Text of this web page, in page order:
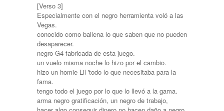
[Verso 3]
Especialmente con el negro herramienta voló a las
Vegas.
conocido como ballena lo que saben que no pueden
desaparecer.
negro G4 fabricada de esta juego.
un vuelo misma noche lo hizo por el cambio.
hizo un homie Lil 'todo lo que necesitaba para la
fama.
tengo todo el juego por lo que lo llevó a la gama.
arma negro gratificación, un negro de trabajo,